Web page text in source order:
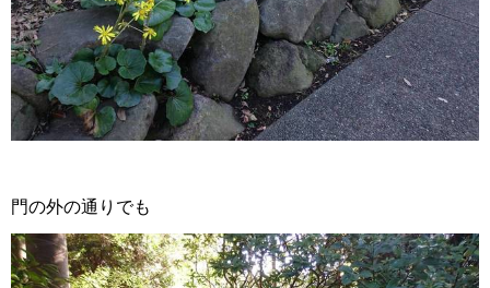
門の外の通りでも